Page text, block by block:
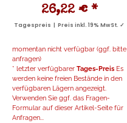
26,22 € *
Tagespreis | Preis inkl. 19% MwSt. ✓
momentan nicht verfügbar (ggf. bitte
anfragen)
* letzter verfügbarer Tages-Preis Es
werden keine freien Bestände in den
verfügbaren Lägern angezeigt.
Verwenden Sie ggf. das Fragen-
Formular auf dieser Artikel-Seite für
Anfragen...